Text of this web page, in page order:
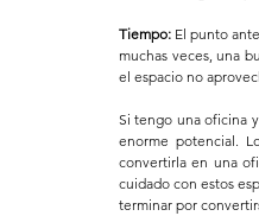
Tiempo: El punto
muchas veces, una
el espacio no
Si tengo una oficina
enorme potencial.
convertirla en una
cuidado con estos
terminar por